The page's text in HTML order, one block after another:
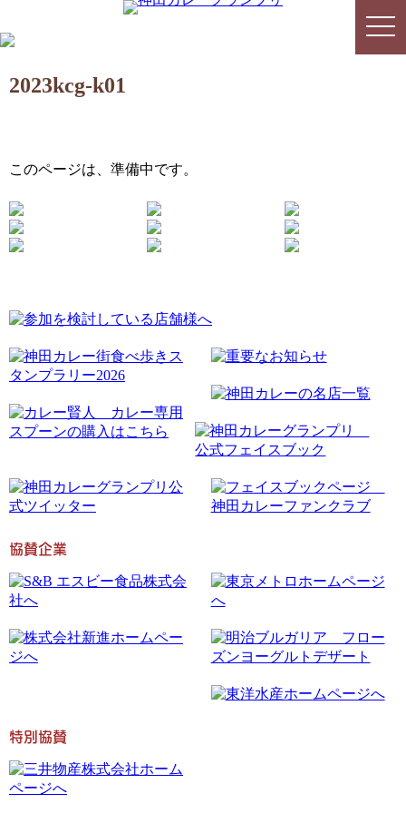
2023kcg-k01
このページは、準備中です。
協賛企業
特別協賛